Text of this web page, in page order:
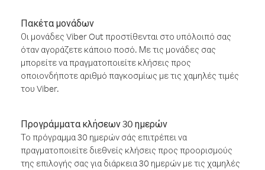
Πακέτα μονάδων
Οι μονάδες Viber Out προστίθενται στο υπόλοιπό σας
όταν αγοράζετε κάποιο ποσό. Με τις μονάδες σας
μπορείτε να πραγματοποιείτε κλήσεις προς
οποιονδήποτε αριθμό παγκοσμίως με τις χαμηλές τιμές
του Viber.
Προγράμματα κλήσεων 30 ημερών
Το πρόγραμμα 30 ημερών σάς επιτρέπει να
πραγματοποιείτε διεθνείς κλήσεις προς προορισμούς
της επιλογής σας για διάρκεια 30 ημερών με τις χαμηλές